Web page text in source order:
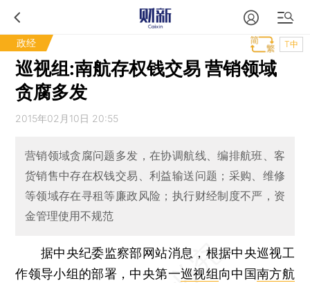
政经 T中
巡视组:南航存权钱交易 营销领域
贪腐多发
2015年02月10日 20:55
营销领域贪腐问题多发，在协调航线、编排航班、客
货销售中存在权钱交易、利益输送问题；采购、维修
等领域存在寻租等廉政风险；执行财经制度不严，资
金管理使用不规范
据中央纪委监察部网站消息，根据中央巡视工
作领导小组的部署，中央第一巡视组向中国南方航